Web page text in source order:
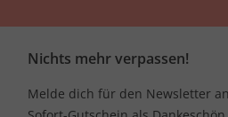
Nichts mehr verpassen!
Melde dich für den Newsletter